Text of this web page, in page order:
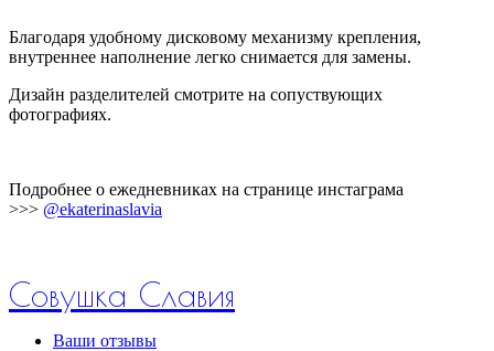
Благодаря удобному дисковому механизму крепления,
внутреннее наполнение легко снимается для замены.
Дизайн разделителей смотрите на сопуствующих
фотографиях.
Подробнее о ежедневниках на странице инстаграма
>>> @ekaterinaslavia
Совушка Славия
Ваши отзывы